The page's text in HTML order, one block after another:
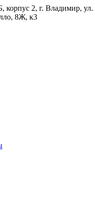
корпус 2, г. Владимир,
8Ж, к3